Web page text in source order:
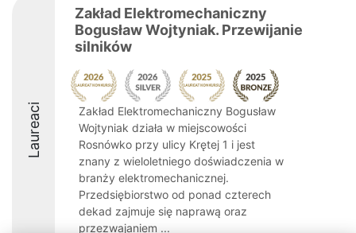
Laureaci
Zakład Elektromechaniczny
Bogusław Wojtyniak. Przewijanie
silników
Zakład Elektromechaniczny Bogusław
Wojtyniak działa w miejscowości
Rosnówko przy ulicy Krętej 1 i jest
znany z wieloletniego doświadczenia w
branży elektromechanicznej.
Przedsiębiorstwo od ponad czterech
dekad zajmuje się naprawą oraz
przezwajaniem ...